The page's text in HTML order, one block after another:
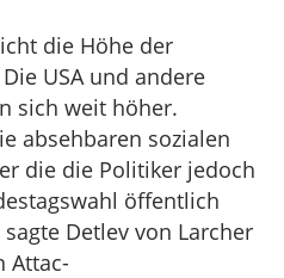
die Höhe der
USA und andere
sich weit höher.
absehbaren sozialen
die die Politiker jedoch
öffentlich
Detlev von Larcher
Attac-